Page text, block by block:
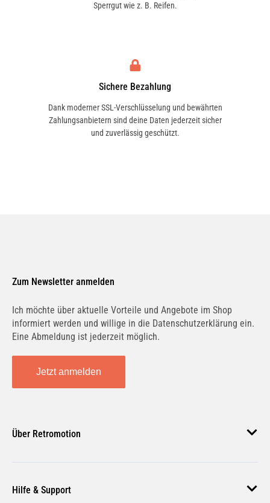
Sperrgut wie z. B. Reifen.
Sichere Bezahlung
Dank moderner SSL-Verschlüsselung und bewährten
Zahlungsanbietern sind deine Daten jederzeit sicher
und zuverlässig geschützt.
Zum Newsletter anmelden
Ich möchte über aktuelle Vorteile und Angebote im Shop
informiert werden und willige in die Datenschutzerklärung ein.
Eine Abmeldung ist jederzeit möglich.
Jetzt anmelden
Über Retromotion
Unsere Jobs
Hilfe & Support